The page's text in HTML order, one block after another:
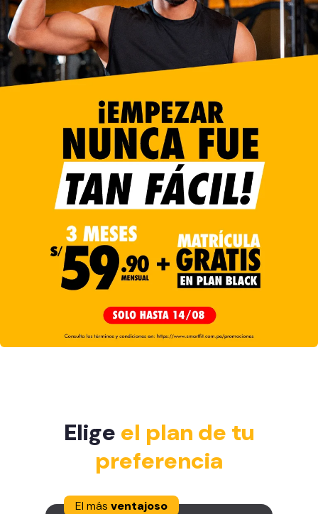
Elige el plan de tu
preferencia
El más ventajoso